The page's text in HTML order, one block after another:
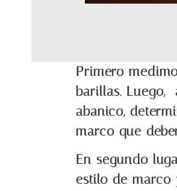
Primero
barillas.
abanico,
marco que
En segundo
estilo de